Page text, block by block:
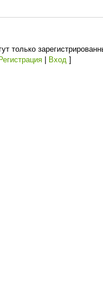
только
Регистрация| Вход ]